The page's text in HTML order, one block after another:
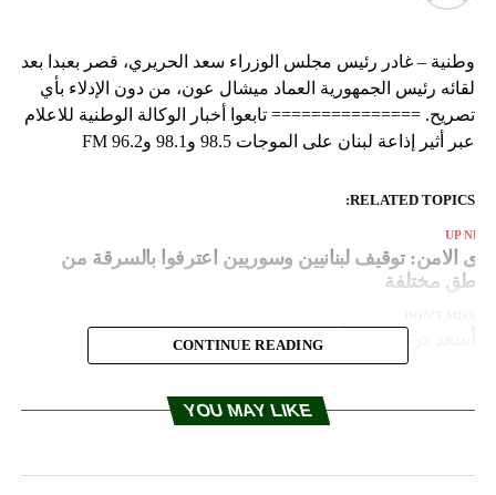
وطنية – غادر رئيس مجلس الوزراء سعد الحريري، قصر بعبدا بعد
لقائه رئيس الجمهورية العماد ميشال عون، من دون الإدلاء بأي
تصريح. =============== تابعوا أخبار الوكالة الوطنية للاعلام
عبر أثير إذاعة لبنان على الموجات 98.5 و98.1 و96.2 FM
RELATED TOPICS:
UP
الامن: توقيف لبنانيين وسوريين اعترفوا بالسرقة من
مختلفة
أسعد درغام لـ «الأنباء»: التيار الحر يدعم أرسلان
CONTINUE READING
YOU MAY LIKE